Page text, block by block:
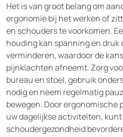
Het is van groot belang om
ergonomie bij het werken of
en schouders te voorkomen.
houding kan spanning en druk
verminderen, waardoor de
pijnklachten afneemt. Zorg
bureau en stoel, gebruik
nodig en neem regelmatig
bewegen. Door ergonomische
uw dagelijkse activiteiten,
schoudergezondheid